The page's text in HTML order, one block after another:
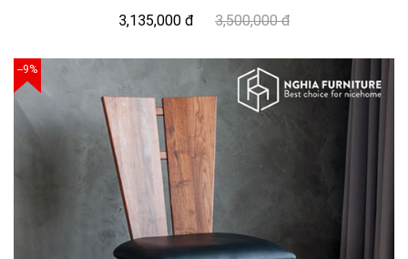
3,135,000 đ
3,500,000 đ
--9%